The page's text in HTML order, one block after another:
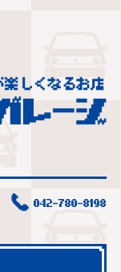
042-780-8198